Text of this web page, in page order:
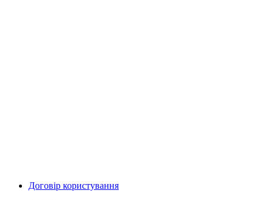
Договір користування